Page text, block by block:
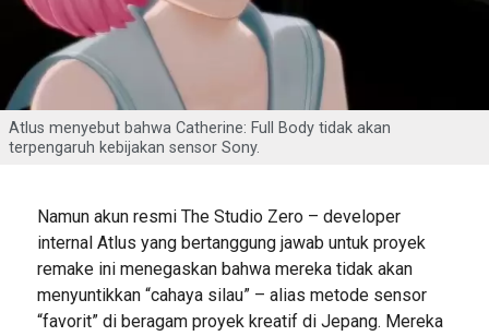
Atlus menyebut bahwa Catherine: Full Body tidak akan
terpengaruh kebijakan sensor Sony.
Namun akun resmi The Studio Zero – developer
internal Atlus yang bertanggung jawab untuk proyek
remake ini menegaskan bahwa mereka tidak akan
menyuntikkan “cahaya silau” – alias metode sensor
“favorit” di beragam proyek kreatif di Jepang. Mereka